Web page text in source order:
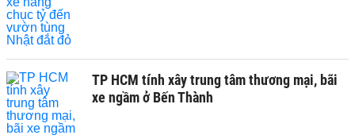
TP HCM tính xây trung tâm thương mại, bãi
xe ngầm ở Bến Thành